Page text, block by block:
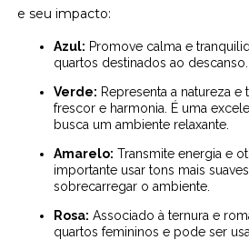
e seu impacto:
Azul: Promove calma e
quartos destinados ao descanso.
Verde: Representa a natureza
frescor e harmonia. É uma
busca um ambiente relaxante.
Amarelo: Transmite energia e
importante usar tons mais
sobrecarregar o ambiente.
Rosa: Associado à ternura e
quartos femininos e pode ser